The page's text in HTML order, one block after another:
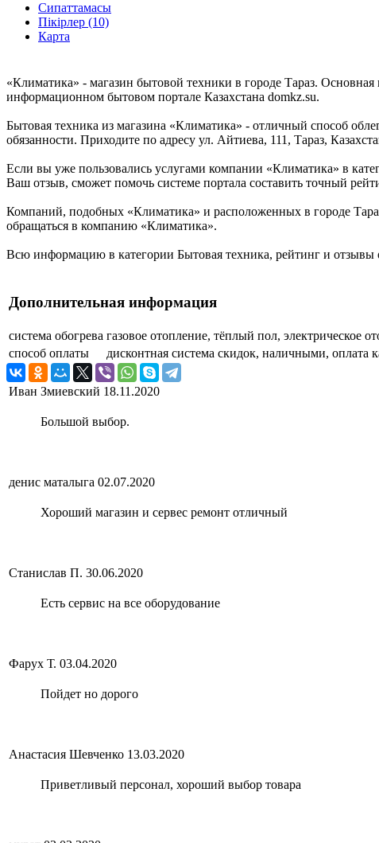
Сипаттамасы
Пікірлер (10)
Карта
«Климатика» - магазин бытовой техники в городе Тараз.
информационном бытовом портале Казахстана domkz.su.
Бытовая техника из магазина «Климатика» - отличный способ
обязанности. Приходите по адресу ул. Айтиева, 111, Тараз,
Если вы уже пользовались услугами компании «Климатика» в
Ваш отзыв, сможет помочь системе портала составить точный
Компаний, подобных «Климатика» и расположенных в городе
обращаться в компанию «Климатика».
Всю информацию в категории Бытовая техника, рейтинг и
Дополнительная информация
система обогрева газовое отопление, тёплый пол, электрическое
способ оплаты
дисконтная система скидок, наличными, оплата
Иван Змиевский 18.11.2020
Большой выбор.
денис маталыга 02.07.2020
Хороший магазин и сервес ремонт отличный
Станислав П. 30.06.2020
Есть сервис на все оборудование
Фарух Т. 03.04.2020
Пойдет но дорого
Анастасия Шевченко 13.03.2020
Приветливый персонал, хороший выбор товара